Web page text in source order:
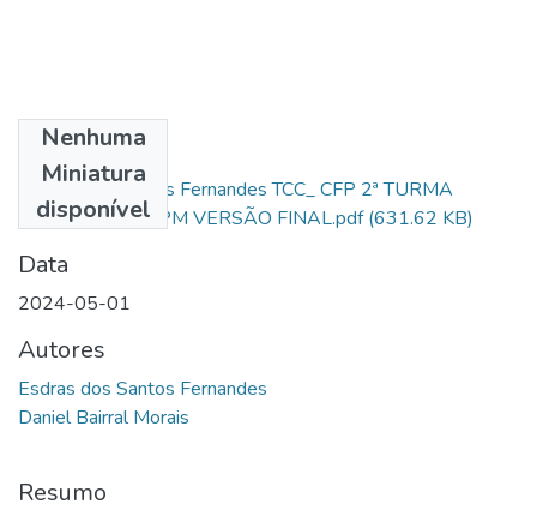
Nenhuma
Miniatura
disponível
Arquivos
Esdras dos Santos Fernandes TCC_ CFP 2ª TURMA
2023_2024_CAPM VERSÃO FINAL.pdf(631.62 KB)
Data
2024-05-01
Autores
Esdras dos Santos Fernandes
Daniel Bairral Morais
Resumo